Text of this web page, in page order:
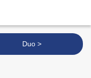
Duo >